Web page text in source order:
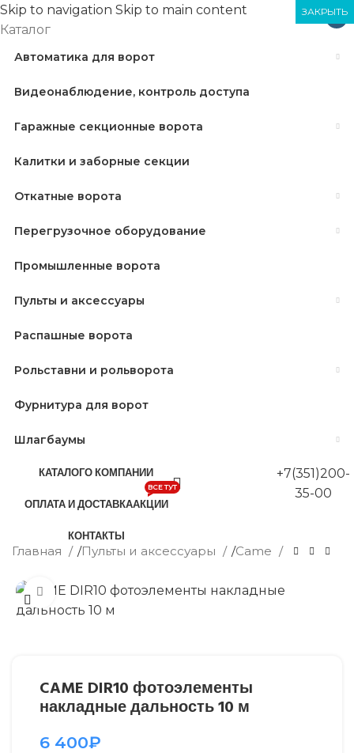
Skip to navigation Skip to main content
Каталог
Автоматика для ворот
Видеонаблюдение, контроль доступа
Гаражные секционные ворота
Калитки и заборные секции
Откатные ворота
Перегрузочное оборудование
Промышленные ворота
Пульты и аксессуары
Распашные ворота
Рольставни и рольворота
Фурнитура для ворот
Шлагбаумы
КАТАЛОГО КОМПАНИИ
ОПЛАТА И ДОСТАВКААКЦИИ
ВСЕ ТУТ
КОНТАКТЫ
+7(351)200-
35-00
Главная /Пульты и аксессуары /Came
Нажмите, чтобы увеличить
CAME DIR10 фотоэлементы
накладные дальность 10 м
6 400₽
×
ЗАКРЫТЬ
ЗАКРЫТЬ
ЗАКРЫТЬ